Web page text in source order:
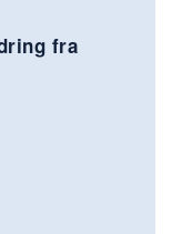
fra